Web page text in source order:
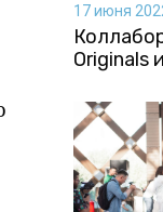
17 июня
Originals